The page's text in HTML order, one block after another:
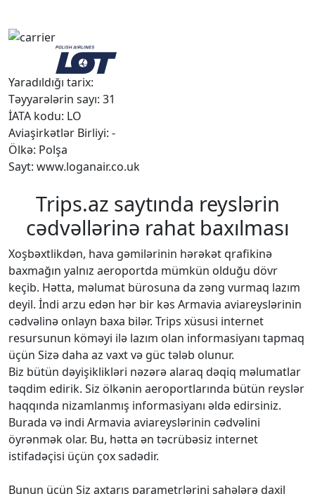
Yaradıldığı tarix:
Təyyarələrin sayı: 31
İATA kodu: LO
Aviaşirkətlər Birliyi: -
Ölkə: Polşa
Sayt: www.loganair.co.uk
Trips.az saytında reyslərin
cədvəllərinə rahat baxılması
Xoşbəxtlikdən, hava gəmilərinin hərəkət qrafikinə
baxmağın yalnız aeroportda mümkün olduğu dövr
keçib. Hətta, məlumat bürosuna da zəng vurmaq lazım
deyil. İndi arzu edən hər bir kəs Armavia aviareyslərinin
cədvəlinə onlayn baxa bilər. Trips xüsusi internet
resursunun köməyi ilə lazım olan informasiyanı tapmaq
üçün Sizə daha az vaxt və güc tələb olunur.
Biz bütün dəyişiklikləri nəzərə alaraq dəqiq məlumatlar
təqdim edirik. Siz ölkənin aeroportlarında bütün reyslər
haqqında nizamlanmış informasiyanı əldə edirsiniz.
Burada və indi Armavia aviareyslərinin cədvəlini
öyrənmək olar. Bu, hətta ən təcrübəsiz internet
istifadəçisi üçün çox sadədir.
Bunun üçün Siz axtarış parametrlərini sahələrə daxil